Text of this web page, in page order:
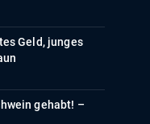
Geld, junges
gehabt! –